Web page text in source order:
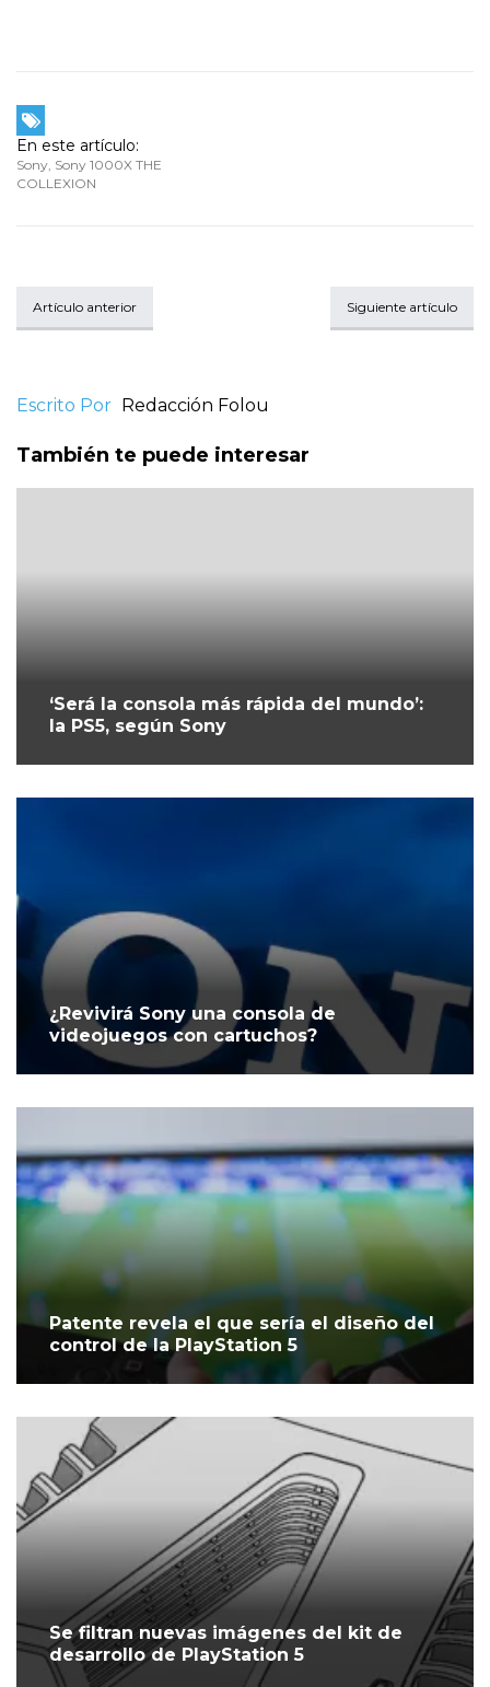
En este artículo:
Sony Sony 1000X THE
COLLEXION
Artículo anterior Siguiente artículo
Escrito Por Redacción Folou
También te puede interesar
‘Será la consola más rápida del mundo’:
la PS5, según Sony
¿Revivirá Sony una consola de
videojuegos con cartuchos?
Patente revela el que sería el diseño del
control de la PlayStation 5
Se filtran nuevas imágenes del kit de
desarrollo de PlayStation 5